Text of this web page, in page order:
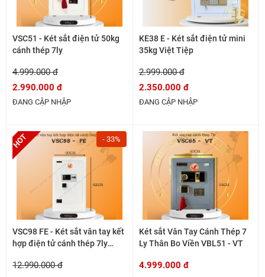
VSC51 - Két sắt điện tử 50kg
cánh thép 7ly
4.999.000 đ
2.990.000 đ
ĐANG CẬP NHẬP
KE38 E - Két sắt điện tử mini
35kg Việt Tiệp
2.999.000 đ
2.350.000 đ
ĐANG CẬP NHẬP
- 33%
VSC98 FE - Két sắt vân tay kết
hợp điện tử cánh thép 7ly
12.990.000 đ
Két sắt Vân Tay Cánh Thép 7
Ly Thân Bo Viền VBL51 - VT
4.999.000 đ